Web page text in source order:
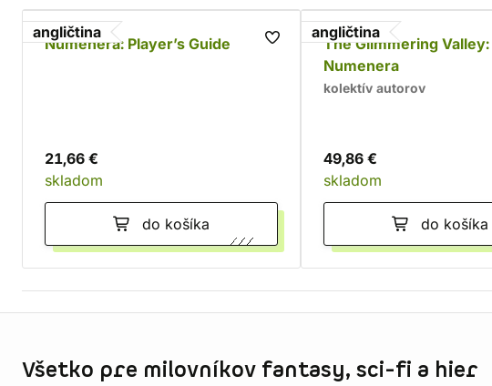
angličtina
Numenera: Player’s Guide
21,66 €
skladom
do košíka
angličtina
The Glimmering Valley:
Numenera
kolektív autorov
49,86 €
skladom
do košíka
Všetko pre milovníkov fantasy, sci-fi a hier